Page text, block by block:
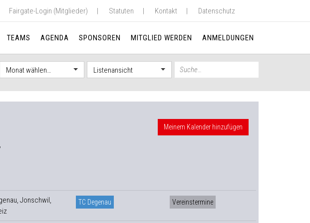
Fairgate-Login (Mitglieder) Statuten Kontakt Datenschutz
TEAMS AGENDA SPONSOREN MITGLIED WERDEN ANMELDUNGEN
Listenansicht
Monat wählen…
Meinem Kalender hinzufügen
Jonschwil,
TC Degenau Vereinstermine